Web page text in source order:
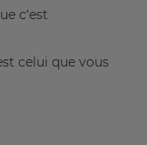
c’est
celui que vous